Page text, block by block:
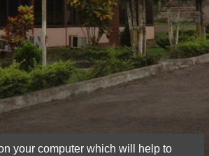
your computer which will help to